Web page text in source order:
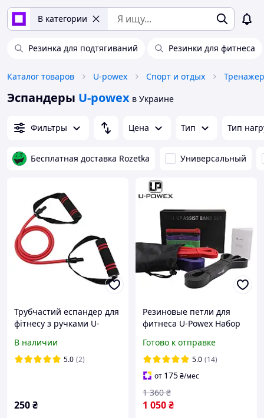
В категории
Резинка для подтягиваний Резинки для фитнеса
Каталог товаров U-powex Спорт и отдых
Эспандеры U-powex в Украине
Фильтры Цена Тип Тип
Бесплатная доставка Rozetka Универсальный
Трубчастий еспандер для
фітнесу з ручками U-
tube 30LB Red (13.5кг.)
В наличии
5.0 (2)
250₴
Резиновые петли для
фитнеса U-Powex Набор
Оригинал
Готово к отправке
5.0 (14)
от 175₴/мес
1 050₴
1 360 ₴